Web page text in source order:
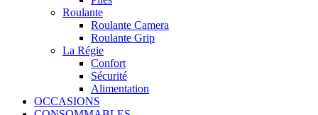
Roulante
Roulante Camera
Roulante Grip
La Régie
Confort
Sécurité
Alimentation
OCCASIONS